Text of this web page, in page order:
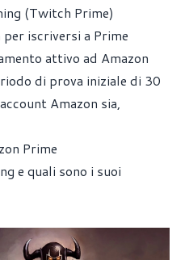
(Twitch Prime)
per iscriversi a Prime
attivo ad Amazon
di prova iniziale di 30
Amazon sia,
Prime
e quali sono i suoi